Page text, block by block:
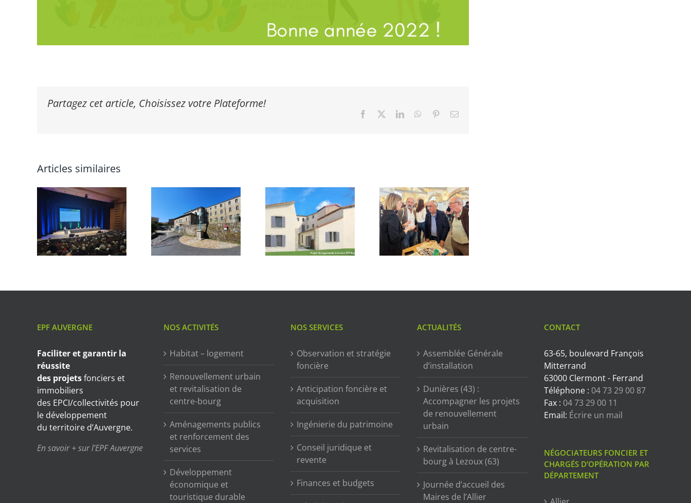
Partagez cet article, Choisissez votre Plateforme!
Facebook LinkedInWhatsApp
PinterestEmail
Articles similaires
EPF AUVERGNE
Faciliter et garantir la
réussite
des projetsfonciers et
immobiliers
des EPCI/collectivités pour
le développement
du territoire d’Auvergne.
En savoir + sur l’EPF Auvergne
NOS ACTIVITÉS
Habitat – logement
Renouvellement urbain
et revitalisation de
centre-bourg
Aménagements publics
et renforcement des
services
Développement
économique et
touristique durable
NOS SERVICES
Observation et stratégie
foncière
Anticipation foncière et
acquisition
Ingénierie du patrimoine
Conseil juridique et
revente
Finances et budgets
ACTUALITÉS
Assemblée Générale
d’installation
Dunières (43) :
Accompagner les projets
de renouvellement
urbain
Revitalisation de centre-
bourg à Lezoux (63)
Journée d’accueil des
Maires de l’Allier
CONTACT
63-65, boulevard François
Mitterrand
63000 Clermont - Ferrand
Téléphone : 04 73 29 00 87
Fax : 04 73 29 00 11
Email: Écrire un mail
NÉGOCIATEURS FONCIER ET
CHARGÉS D’OPÉRATION PAR
DÉPARTEMENT